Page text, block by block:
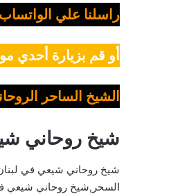
راسلنا علي الواتساب
أو قم بزيارة أحدي
الشيخ الساحر
شيخ روحاني
شيخ روحاني شيعي في
السحر,شيخ روحاني شيعي